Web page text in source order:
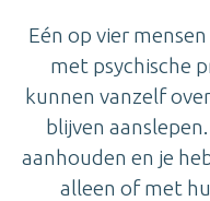
Eén op vier
met psychische
kunnen vanzelf
blijven
aanhouden en je
alleen of met